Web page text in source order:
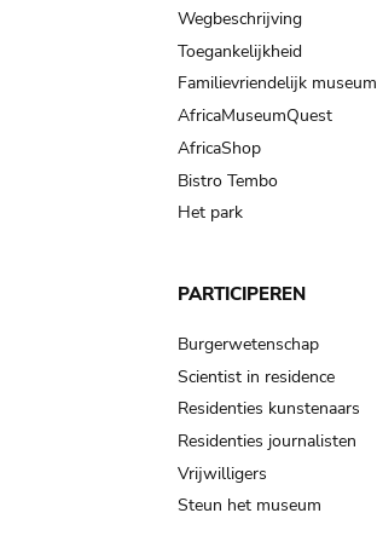
Wegbeschrijving
Toegankelijkheid
Familievriendelijk museum
AfricaMuseumQuest
AfricaShop
Bistro Tembo
Het park
PARTICIPEREN
Burgerwetenschap
Scientist in residence
Residenties kunstenaars
Residenties journalisten
Vrijwilligers
Steun het museum